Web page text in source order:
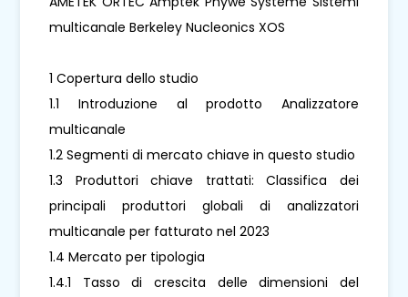
multicanale Berkeley Nucleonics XOS
1 Copertura dello studio
1.1 Introduzione al prodotto Analizzatore
multicanale
1.2 Segmenti di mercato chiave in questo studio
1.3 Produttori chiave trattati: Classifica dei
principali produttori globali di analizzatori
multicanale per fatturato nel 2023
1.4 Mercato per tipologia
1.4.1 Tasso di crescita delle dimensioni del